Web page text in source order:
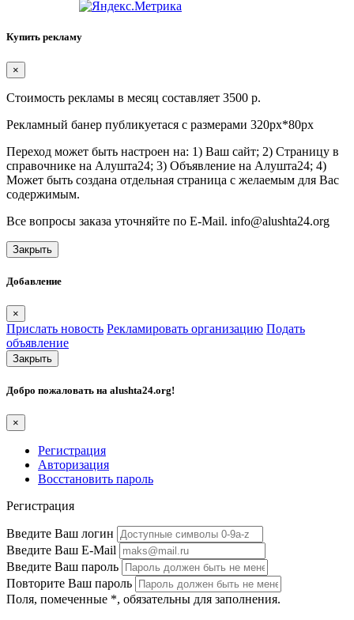
Купить рекламу
×
Стоимость рекламы в месяц составляет 3500 р.
Рекламный банер публикуетася с размерами 320px*80px
Переход может быть настроен на: 1) Ваш сайт; 2) Страницу в
справочнике на Алушта24; 3) Объявление на Алушта24; 4)
Может быть создана отдельная страница с желаемым для Вас
содержимым.
Все вопросы заказа уточняйте по E-Mail. info@alushta24.org
Закрыть
Добавление
×
Прислать новость Рекламировать организацию Подать
объявление
Закрыть
Добро пожаловать на alushta24.org!
×
Регистрация
Авторизация
Восстановить пароль
Регистрация
Введите Ваш логин
Введите Ваш E-Mail
Введите Ваш пароль
Повторите Ваш пароль
Поля, помеченные *, обязательны для заполнения.